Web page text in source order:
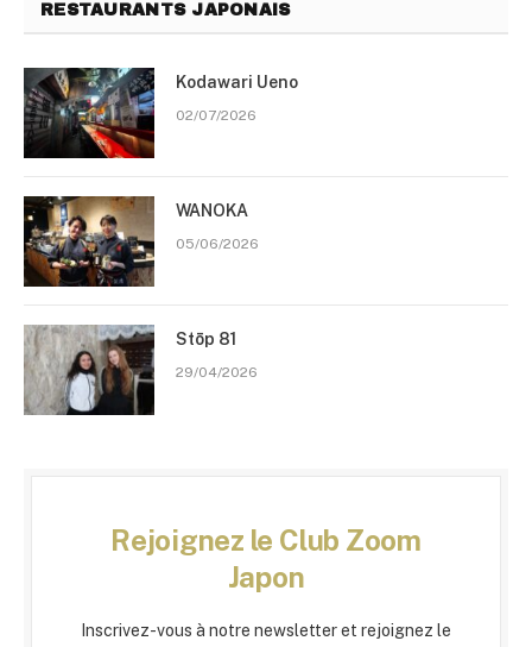
RESTAURANTS JAPONAIS
Kodawari Ueno
02/07/2026
WANOKA
05/06/2026
Stōp 81
29/04/2026
Rejoignez le Club Zoom
Japon
Inscrivez-vous à notre newsletter et rejoignez le